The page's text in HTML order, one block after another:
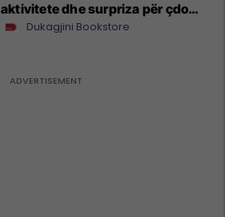
aktivitete dhe surpriza për çdo
lexuesDukagjini Bookstore